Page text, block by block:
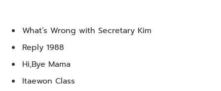
What’s Wrong with Secretary Kim
Reply 1988
Hi,Bye Mama
Itaewon Class